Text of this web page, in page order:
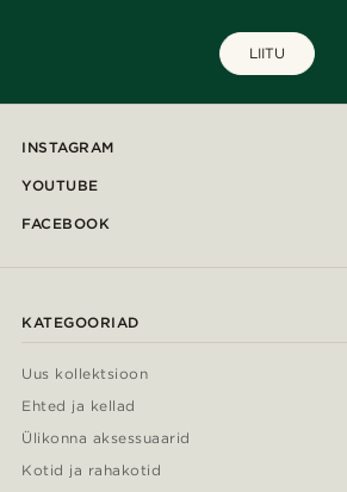
LIITU
INSTAGRAM
YOUTUBE
FACEBOOK
KATEGOORIAD
Uus kollektsioon
Ehted ja kellad
Ülikonna aksessuaarid
Kotid ja rahakotid